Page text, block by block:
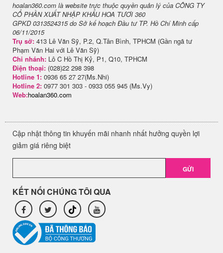
hoalan360.com là website trực thuộc quyền quản lý của CÔNG TY
CỔ PHẦN XUẤT NHẬP KHẨU HOA TƯƠI 360
GPKD 0313524315 do Sở kế hoạch Đầu tư TP. Hồ Chí Minh cấp
06/11/2015
Trụ sở: 413 Lê Văn Sỹ, P.2, Q.Tân Bình, TPHCM (Gần ngã tư
Phạm Văn Hai với Lê Văn Sỹ)
Chi nhánh: Lô C Hồ Thị Kỷ, P1, Q10, TPHCM
Điện thoại: (028)22 298 398
Hotline 1: 0936 65 27 27(Ms.Nhi)
Hotline 2: 0977 301 303 - 0933 055 945 (Ms.Vy)
Web:hoalan360.com
Cập nhật thông tin khuyến mãi nhanh nhất hưởng quyền lợi
giảm giá riêng biệt
GỬI
KẾT NỐI CHÚNG TÔI QUA